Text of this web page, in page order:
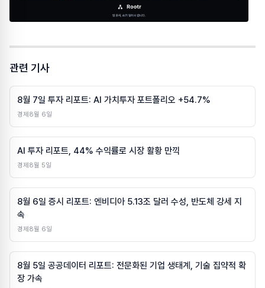
관련 기사
8월 7일 투자 리포트: AI 가치투자 포트폴리오 +54.7%
경제8월 6일
AI 투자 리포트, 44% 수익률로 시장 활황 만끽
경제8월 5일
8월 6일 증시 리포트: 엔비디아 5.13조 달러 수성, 반도체 강세 지
속
경제8월 6일
8월 5일 공공데이터 리포트: 전문화된 기업 생태계, 기술 집약적 확
장 가속